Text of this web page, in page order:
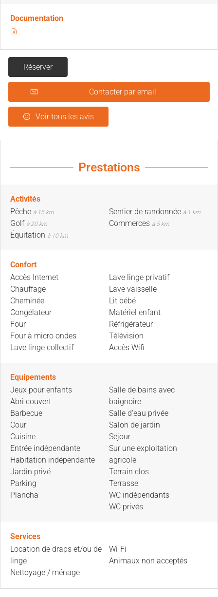
Documentation
Réserver
Contacter par email
Voir tous les avis
Prestations
Activités
Pêche à 15 km
Golf à 20 km
Équitation à 10 km
Sentier de randonnée à 1 km
Commerces à 5 km
Confort
Accès Internet
Chauffage
Cheminée
Congélateur
Four
Four à micro ondes
Lave linge collectif
Lave linge privatif
Lave vaisselle
Lit bébé
Matériel enfant
Réfrigérateur
Télévision
Accès Wifi
Equipements
Jeux pour enfants
Abri couvert
Barbecue
Cour
Cuisine
Entrée indépendante
Habitation indépendante
Jardin privé
Parking
Plancha
Salle de bains avec
baignoire
Salle d'eau privée
Salon de jardin
Séjour
Sur une exploitation
agricole
Terrain clos
Terrasse
WC indépendants
WC privés
Services
Location de draps et/ou de
linge
Nettoyage / ménage
Wi-Fi
Animaux non acceptés